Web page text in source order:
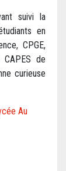
suivi la
en
CPGE,
de
curieuse
Au